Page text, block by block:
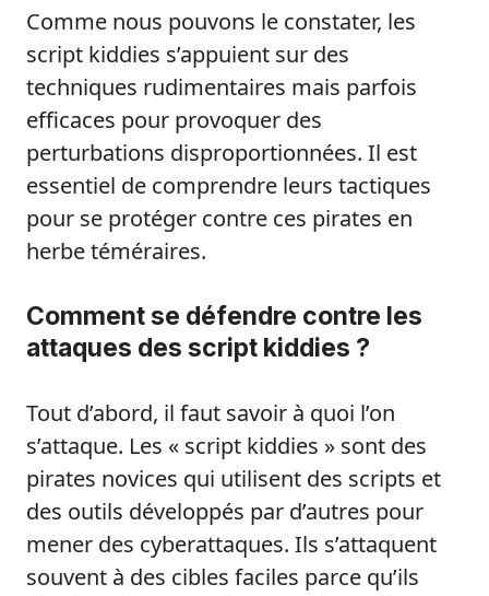
Comme nous pouvons le constater, les
script kiddies s’appuient sur des
techniques rudimentaires mais parfois
efficaces pour provoquer des
perturbations disproportionnées. Il est
essentiel de comprendre leurs tactiques
pour se protéger contre ces pirates en
herbe téméraires.
Comment se défendre contre les
attaques des script kiddies ?
Tout d’abord, il faut savoir à quoi l’on
s’attaque. Les « script kiddies » sont des
pirates novices qui utilisent des scripts et
des outils développés par d’autres pour
mener des cyberattaques. Ils s’attaquent
souvent à des cibles faciles parce qu’ils